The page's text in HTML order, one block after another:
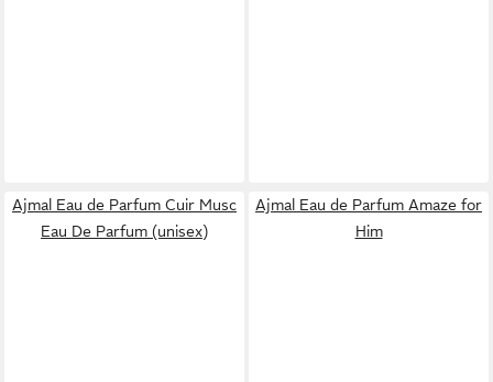
Ajmal Eau de Parfum Cuir Musc
Eau De Parfum (unisex)
Ajmal Eau de Parfum Amaze for
Him